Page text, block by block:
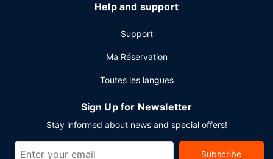
Help and support
Support
Ma Réservation
Toutes les langues
Sign Up for Newsletter
Stay informed about news and special offers!
Subscribe